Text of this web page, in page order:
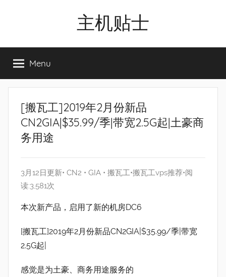
主机贴士
工|BandwagonHost
VPS|Vps|
主
Menu
[搬瓦工]2019年2月份新品
CN2GIA|$35.99/季|带宽2.5G起|土豪商
务用途
3月12日更新• CN2 • GIA • 搬瓦工•搬瓦工vps推荐•阅
读:3,581次
本次新产品，启用了新的机房DC6
[搬瓦工]2019年2月份新品CN2GIA|$35.99/季|带宽
2.5G起|
感觉是为土豪、商务用途服务的